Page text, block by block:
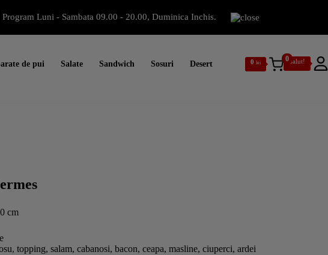
Program Luni - Sambata 09.00 - 20.00, Duminica Inchis.
de pui Salate Sandwich Sosuri Desert Salut!
0 lei 0
cm
topping, salam, cabanosi, bacon, ceapa, masline, ciuperci, ardei